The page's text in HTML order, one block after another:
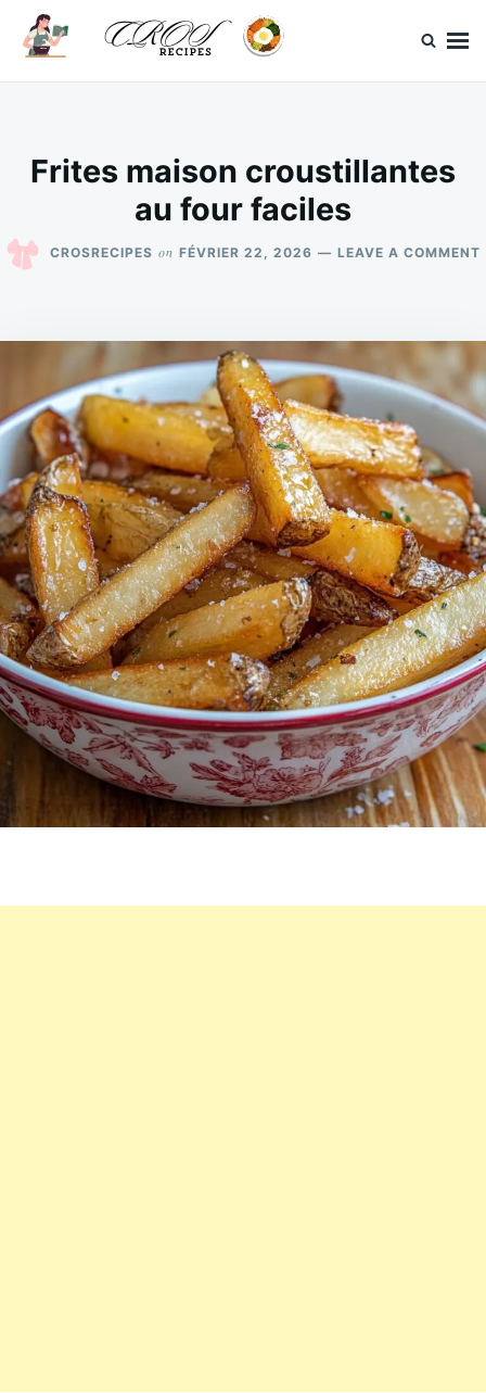
SkipSearch
for:
Frites maison croustillantes
au four faciles
CROSRECIPES on FÉVRIER 22, 2026 LEAVE A COMMENT